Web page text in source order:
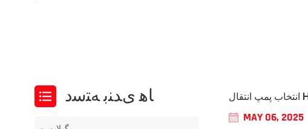
MAY 06, 2025
ﺎﻫ ﯼﺪﻨﺑ ﻪﺘﺳﺩ